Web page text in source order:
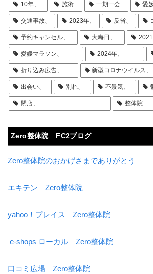
10年、 施術 一期一会 愛
交通事故、 2023年、 反省、
予約キャンセル、 大晦日、 2021
愛媛マラソン、 2024年、
折り込み広告、 新型コロナウイルス、
出会い、 別れ、 不景気、
閉店、 整体院
Zero整体院 FC2ブログ
Zero整体院のおかげさまでありがとう
エキテン Zero整体院
yahoo！プレイス Zero整体院
e-shops ローカル Zero整体院
口コミ広場 Zero整体院